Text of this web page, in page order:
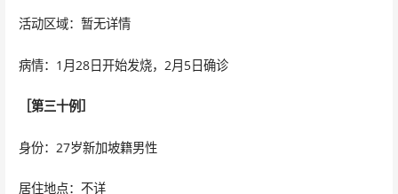
活动区域：暂无详情
病情：1月28日开始发烧，2月5日确诊
［第三十例］
身份：27岁新加坡籍男性
居住地点：不详